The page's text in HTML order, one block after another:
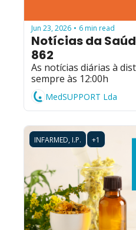
Jun 23, 2026 • 6 min read
Notícias da
862
As notícias diárias à
sempre às 12:00h
MedSUPPORT Lda
INFARMED, I.P. +1